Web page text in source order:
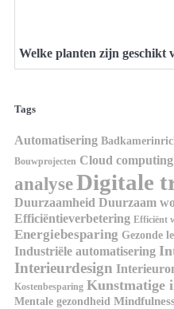
Welke planten zijn geschikt
Tags
Automatisering
Bouwprojecten Cloud computing
analyseDigitale
Duurzaamheid Duurzaam
Efficiëntieverbetering Efficiënt
Energiebesparing Gezonde
Industriële automatisering
Interieurdesign
Kostenbesparing Kunstmatige
Mentale gezondheid